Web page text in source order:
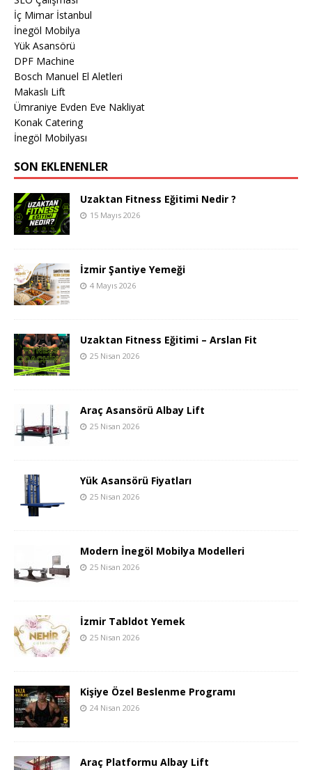
İç Mimar İstanbul
İnegöl Mobilya
Yük Asansörü
DPF Machine
Bosch Manuel El Aletleri
Makaslı Lift
Ümraniye Evden Eve Nakliyat
Konak Catering
İnegöl Mobilyası
SON EKLENENLER
Uzaktan Fitness Eğitimi Nedir ?
15 Mayıs 2026
İzmir Şantiye Yemeği
4 Mayıs 2026
Uzaktan Fitness Eğitimi – Arslan Fit
25 Nisan 2026
Araç Asansörü Albay Lift
25 Nisan 2026
Yük Asansörü Fiyatları
25 Nisan 2026
Modern İnegöl Mobilya Modelleri
25 Nisan 2026
İzmir Tabldot Yemek
25 Nisan 2026
Kişiye Özel Beslenme Programı
24 Nisan 2026
Araç Platformu Albay Lift